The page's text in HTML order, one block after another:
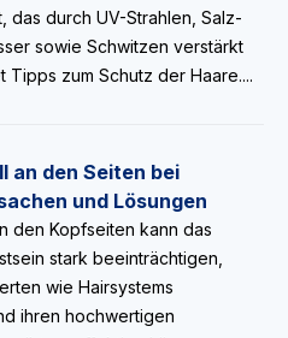
das durch UV-Strahlen, Salz-
sowie Schwitzen verstärkt
Tipps zum Schutz der Haare....
an den Seiten bei
und Lösungen
den Kopfseiten kann das
stark beeinträchtigen,
wie Hairsystems
ihren hochwertigen